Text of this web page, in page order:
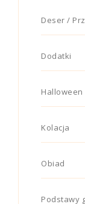
Deser /
Dodatki
Halloween
Kolacja
Obiad
Podstawy